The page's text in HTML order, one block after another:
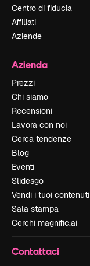
Centro di fiducia
Affiliati
Aziende
Azienda
Prezzi
Chi siamo
Recensioni
Lavora con noi
Cerca tendenze
Blog
Eventi
Slidesgo
Vendi i tuoi contenuti
Sala stampa
Cerchi magnific.ai
Contattaci